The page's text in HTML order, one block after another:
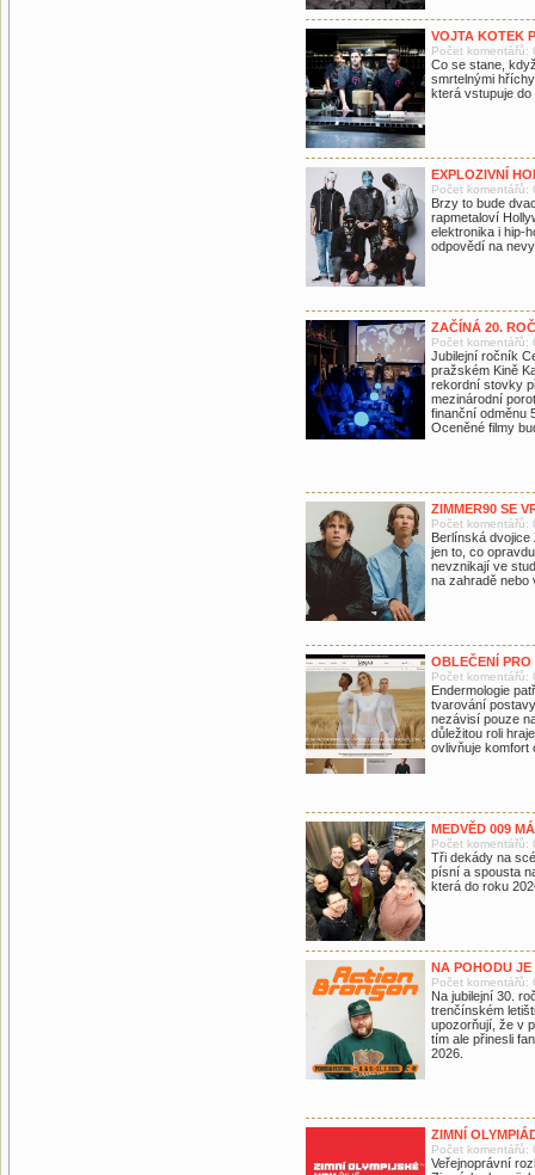
VOJTA KOTEK
Počet komentářů:
Co se stane,
smrtelnými
která vstupuje do
EXPLOZIVNÍ
Počet komentářů:
Brzy to bude
rapmetaloví
elektronika i hip-
odpovědí na
ZAČÍNÁ 20.
Počet komentářů:
Jubilejní ročník
pražském Kině
rekordní stovky
mezinárodní
finanční odměnu
Oceněné filmy
ZIMMER90 SE
Počet komentářů:
Berlínská dvojice
jen to, co
nevznikají ve
na zahradě nebo
OBLEČENÍ
Počet komentářů:
Endermologie
tvarování
nezávisí pouze
důležitou roli
ovlivňuje komfort
MEDVĚD 009
Počet komentářů:
Tři dekády na
písní a spousta
která do roku
NA POHODU JE
Počet komentářů:
Na jubilejní 30.
trenčínském
upozorňují, že v
tím ale přinesli
2026.
ZIMNÍ
Počet komentářů:
Veřejnoprávní